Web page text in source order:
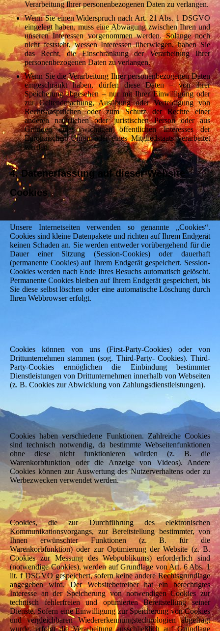
Verarbeitung Ihrer personenbezogenen Daten zu verlangen.
Wenn Sie einen Widerspruch nach Art. 21 Abs. 1 DSGVO
eingelegt haben, muss eine Abwägung zwischen Ihren und
unseren Interessen vorgenommen werden. Solange noch
nicht feststeht, wessen Interessen überwiegen, haben Sie
das Recht, die Einschränkung der Verarbeitung Ihrer
personenbezogenen Daten zu verlangen.
Wenn Sie die Verarbeitung Ihrer personenbezogenen Daten
eingeschränkt haben, dürfen diese Daten – von ihrer
Speicherung abgesehen – nur mit Ihrer Einwilligung oder
zur Geltendmachung, Ausübung oder Verteidigung von
Rechtsansprüchen oder zum Schutz der Rechte einer
anderen natürlichen oder juristischen Person oder aus
Gründen eines wichtigen öffentlichen Interesses der
Europäischen Union oder eines Mitgliedstaats verarbeitet
werden.
4. Datenerfassung auf dieser Website
Cookies
Unsere Internetseiten verwenden so genannte „Cookies“.
Cookies sind kleine Datenpakete und richten auf Ihrem Endgerät
keinen Schaden an. Sie werden entweder vorübergehend für die
Dauer einer Sitzung (Session-Cookies) oder dauerhaft
(permanente Cookies) auf Ihrem Endgerät gespeichert. Session-
Cookies werden nach Ende Ihres Besuchs automatisch gelöscht.
Permanente Cookies bleiben auf Ihrem Endgerät gespeichert, bis
Sie diese selbst löschen oder eine automatische Löschung durch
Ihren Webbrowser erfolgt.
Cookies können von uns (First-Party-Cookies) oder von
Drittunternehmen stammen (sog. Third-Party- Cookies). Third-
Party-Cookies ermöglichen die Einbindung bestimmter
Dienstleistungen von Drittunternehmen innerhalb von Webseiten
(z. B. Cookies zur Abwicklung von Zahlungsdienstleistungen).
Cookies haben verschiedene Funktionen. Zahlreiche Cookies
sind technisch notwendig, da bestimmte Webseitenfunktionen
ohne diese nicht funktionieren würden (z. B. die
Warenkorbfunktion oder die Anzeige von Videos). Andere
Cookies können zur Auswertung des Nutzerverhaltens oder zu
Werbezwecken verwendet werden.
Cookies, die zur Durchführung des elektronischen
Kommunikationsvorgangs, zur Bereitstellung bestimmter, von
Ihnen erwünschter Funktionen (z. B. für die
Warenkorbfunktion) oder zur Optimierung der Website (z. B.
Cookies zur Messung des Webpublikums) erforderlich sind
(notwendige Cookies), werden auf Grundlage von Art. 6 Abs. 1
lit. f DSGVO gespeichert, sofern keine andere Rechtsgrundlage
angegeben wird. Der Websitebetreiber hat ein berechtigtes
Interesse an der Speicherung von notwendigen Cookies zur
technisch fehlerfreien und optimierten Bereitstellung seiner
Dienste. Sofern eine Einwilligung zur Speicherung von Cookies
und vergleichbaren Wiedererkennungstechnologien abgefragt
wurde, erfolgt die Verarbeitung ausschließlich auf Grundlage